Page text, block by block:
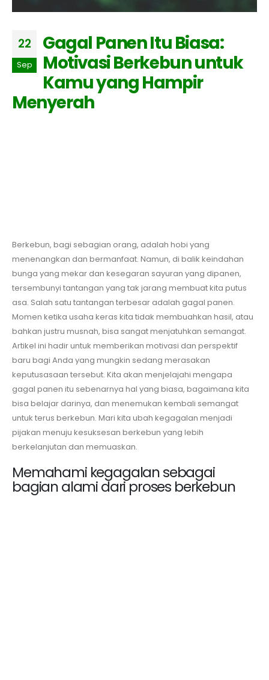
22
Sep
Gagal Panen Itu Biasa:
Motivasi Berkebun untuk
Kamu yang Hampir
Menyerah
Berkebun, bagi sebagian orang, adalah hobi yang
menenangkan dan bermanfaat. Namun, di balik keindahan
bunga yang mekar dan kesegaran sayuran yang dipanen,
tersembunyi tantangan yang tak jarang membuat kita putus
asa. Salah satu tantangan terbesar adalah gagal panen.
Momen ketika usaha keras kita tidak membuahkan hasil, atau
bahkan justru musnah, bisa sangat menjatuhkan semangat.
Artikel ini hadir untuk memberikan motivasi dan perspektif
baru bagi Anda yang mungkin sedang merasakan
keputusasaan tersebut. Kita akan menjelajahi mengapa
gagal panen itu sebenarnya hal yang biasa, bagaimana kita
bisa belajar darinya, dan menemukan kembali semangat
untuk terus berkebun. Mari kita ubah kegagalan menjadi
pijakan menuju kesuksesan berkebun yang lebih
berkelanjutan dan memuaskan.
Memahami kegagalan sebagai
bagian alami dari proses berkebun